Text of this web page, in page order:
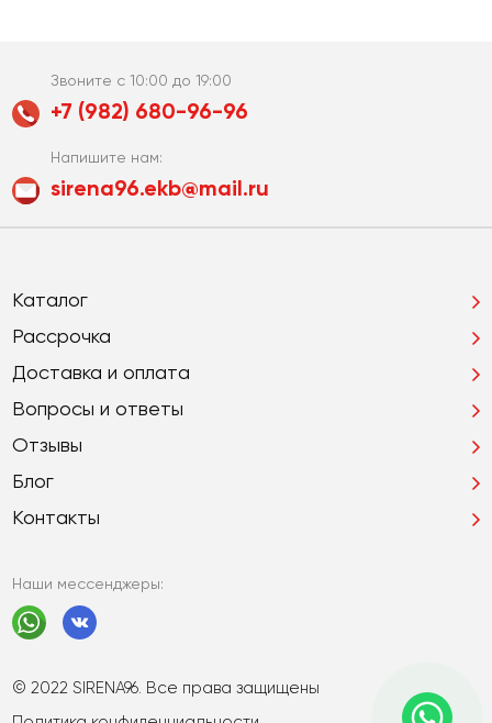
Звоните с 10:00 до 19:00
+7 (982) 680-96-96
Напишите нам:
sirena96.ekb@mail.ru
© 2022 SIRENA96. Все права защищены
Каталог
Рассрочка
Доставка и оплата
Вопросы и ответы
Отзывы
Блог
Контакты
Наши мессенджеры: